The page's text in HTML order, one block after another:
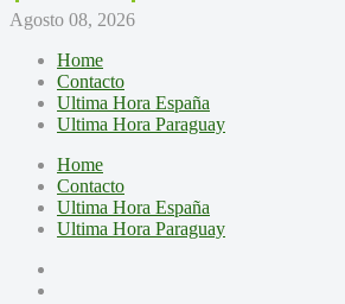
Agosto 08, 2026
Home
Contacto
Ultima Hora España
Ultima Hora Paraguay
Home
Contacto
Ultima Hora España
Ultima Hora Paraguay